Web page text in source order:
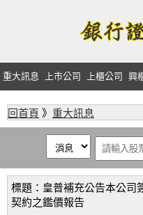
重大訊息 上市公司 上櫃公司 興
回首頁 》 重大訊息
標題：皇普補充公告本公司
契約之鑑價報告